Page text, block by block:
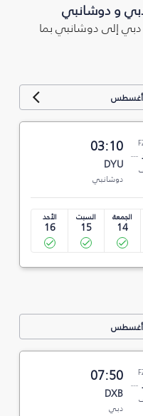
و دوشانبي
دبي إلى دوشانبي بما
03:10
DYU
دوشانبي
الجمعة
14
السبت
15
الأحد
16
07:50
DXB
دبي